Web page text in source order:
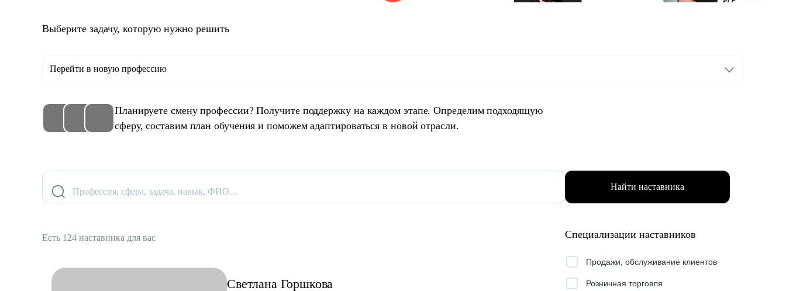
Выберите задачу, которую нужно решить
Перейти в новую профессию
Планируете смену профессии? Получите поддержку на каждом этапе. Определим подходящую
сферу, составим план обучения и поможем адаптироваться в новой отрасли.
Профессия, сфера, задача, навык, ФИО… Найти наставника
Есть 124 наставника для вас
Светлана Горшкова
Специализации наставников
Продажи, обслуживание клиентов
Розничная торговля